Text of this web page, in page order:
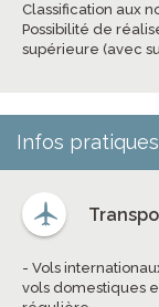
Classification aux
Possibilité de
supérieure (avec
Infos pratiques
- Vols
vols domestiques